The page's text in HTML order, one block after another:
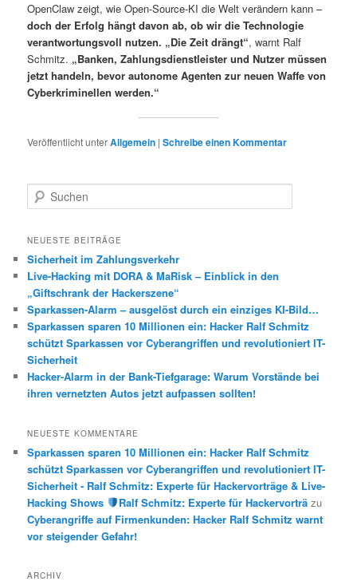
OpenClaw zeigt, wie Open-Source-KI die Welt verändern kann –
doch der Erfolg hängt davon ab, ob wir die Technologie
verantwortungsvoll nutzen. „Die Zeit drängt“, warnt Ralf
Schmitz. „Banken, Zahlungsdienstleister und Nutzer müssen
jetzt handeln, bevor autonome Agenten zur neuen Waffe von
Cyberkriminellen werden.“
Veröffentlicht unterAllgemein |Schreibe einen Kommentar
u
h
n
NEUESTE BEITRÄGE
Sicherheit im Zahlungsverkehr
Live-Hacking mit DORA & MaRisk – Einblick in den
„Giftschrank der Hackerszene“
Sparkassen-Alarm – ausgelöst durch ein einziges KI-Bild…
Sparkassen sparen 10 Millionen ein: Hacker Ralf Schmitz
schützt Sparkassen vor Cyberangriffen und revolutioniert IT-
Sicherheit
Hacker-Alarm in der Bank-Tiefgarage: Warum Vorstände bei
ihren vernetzten Autos jetzt aufpassen sollten!
NEUESTE KOMMENTARE
Sparkassen sparen 10 Millionen ein: Hacker Ralf Schmitz
schützt Sparkassen vor Cyberangriffen und revolutioniert IT-
Sicherheit - Ralf Schmitz: Experte für Hackervorträge & Live-
Hacking Shows
Ralf Schmitz: Experte für Hackervorträzu
Cyberangriffe auf Firmenkunden: Hacker Ralf Schmitz warnt
vor steigender Gefahr!
ARCHIV